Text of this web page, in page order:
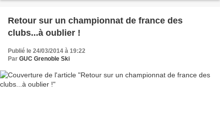
Retour sur un championnat de france des
clubs...à oublier !
Publié le 24/03/2014 à 19:22
Par GUC Grenoble Ski